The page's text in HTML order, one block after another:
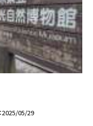
2025/05/29